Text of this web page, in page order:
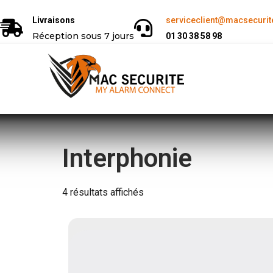
Livraisons
Réception sous 7 jours
01 30 38 58 98
Interphonie
4 résultats affichés